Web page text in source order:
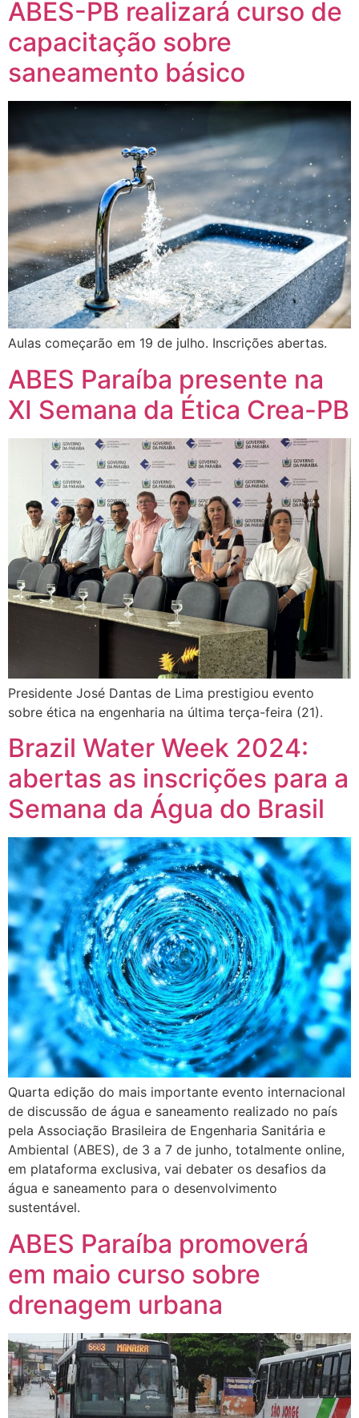
ABES-PB realizará curso de
capacitação sobre
saneamento básico
Aulas começarão em 19 de julho. Inscrições abertas.
ABES Paraíba presente na
XI Semana da Ética Crea-PB
Presidente José Dantas de Lima prestigiou evento
sobre ética na engenharia na última terça-feira (21).
Brazil Water Week 2024:
abertas as inscrições para a
Semana da Água do Brasil
Quarta edição do mais importante evento internacional
de discussão de água e saneamento realizado no país
pela Associação Brasileira de Engenharia Sanitária e
Ambiental (ABES), de 3 a 7 de junho, totalmente online,
em plataforma exclusiva, vai debater os desafios da
água e saneamento para o desenvolvimento
sustentável.
ABES Paraíba promoverá
em maio curso sobre
drenagem urbana